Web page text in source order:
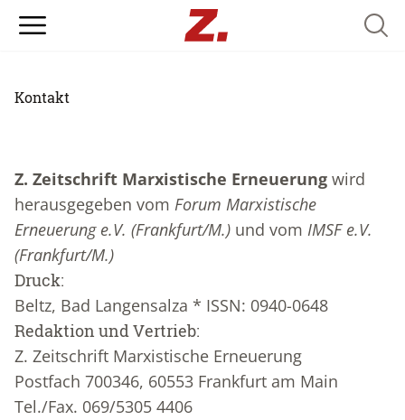
Kontakt
Z. Zeitschrift Marxistische Erneuerung wird
herausgegeben vom Forum Marxistische
Erneuerung e.V. (Frankfurt/M.) und vom IMSF e.V.
(Frankfurt/M.)
Druck:
Beltz, Bad Langensalza * ISSN: 0940-0648
Redaktion und Vertrieb:
Z. Zeitschrift Marxistische Erneuerung
Postfach 700346, 60553 Frankfurt am Main
Tel./Fax. 069/5305 4406